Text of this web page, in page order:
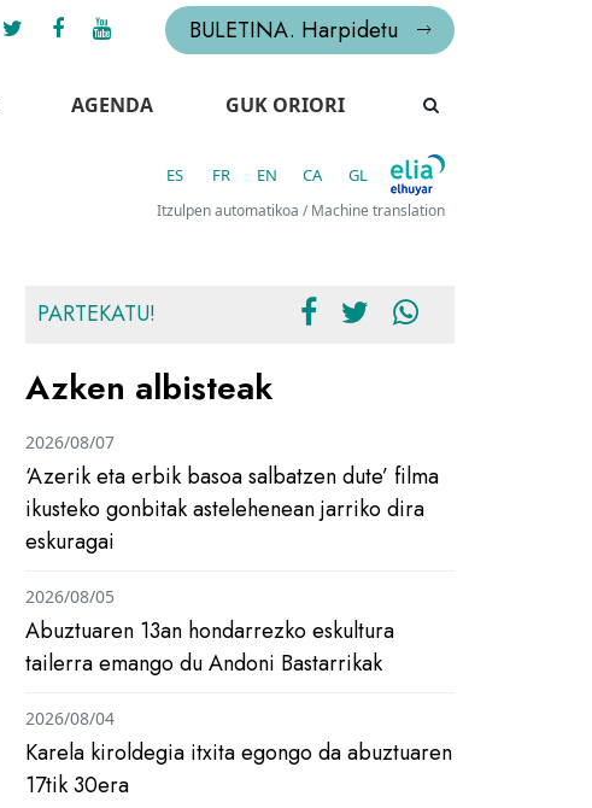
BULETINA. Harpidetu
AGENDA GUK ORIORI
ES FR EN CA GL
Itzulpen automatikoa / Machine translation
PARTEKATU!
Azken albisteak
‘Azerik eta erbik basoa salbatzen dute’ filma
ikusteko gonbitak astelehenean jarriko dira
eskuragai
2026/08/07
Abuztuaren 13an hondarrezko eskultura
tailerra emango du Andoni Bastarrikak
2026/08/05
Karela kiroldegia itxita egongo da abuztuaren
17tik 30era
2026/08/04